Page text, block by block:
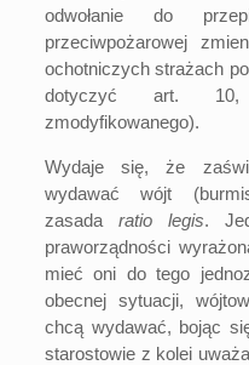
odwołanie do
przeciwpożarowej
ochotniczych strażach
dotyczyć art. 10,
zmodyfikowanego).
Wydaje się, że
wydawać wójt
zasada ratio legis.
praworządności
mieć oni do tego
obecnej sytuacji,
chcą wydawać, bojąc
starostowie z kolei